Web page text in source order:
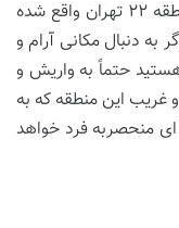
تهران تبدیل کرده است. این روستاها در منطقه ۲۲ تهران واقع شده
دنبال مکانی آرام و
حتماً به واریش و
این منطقه که به
منحصربه فرد خواهد